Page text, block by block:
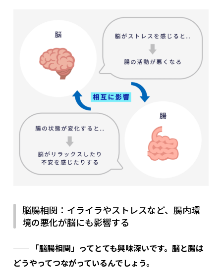
脳腸相関：イライラやストレスなど、腸内環
境の悪化が脳にも影響する
── 「脳腸相関」ってとても興味深いです。脳と腸は
どうやってつながっているんでしょう。